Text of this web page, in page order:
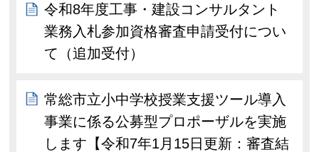
令和8年度工事・建設コンサルタント
業務入札参加資格審査申請受付につい
て（追加受付）
常総市立小中学校授業支援ツール導入
事業に係る公募型プロポーザルを実施
します【令和7年1月15日更新：審査結